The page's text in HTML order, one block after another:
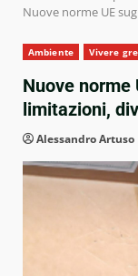
Nuove norme UE
Ambiente Vivere
Nuove norme
limitazioni,
Alessandro Artuso